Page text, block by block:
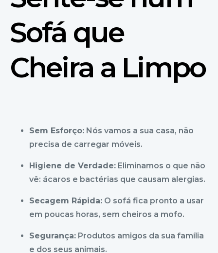
Sofá que
Cheira a Limpo
Sem Esforço: Nós vamos a sua casa, não
precisa de carregar móveis.
Higiene de Verdade: Eliminamos o que não
vê: ácaros e bactérias que causam alergias.
Secagem Rápida: O sofá fica pronto a usar
em poucas horas, sem cheiros a mofo.
Segurança: Produtos amigos da sua família
e dos seus animais.